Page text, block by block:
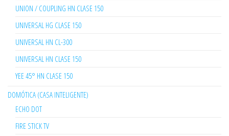
UNION / COUPLING HN CLASE 150
UNIVERSAL HG CLASE 150
UNIVERSAL HN CL-300
UNIVERSAL HN CLASE 150
YEE 45° HN CLASE 150
DOMÓTICA (CASA INTELIGENTE)
ECHO DOT
FIRE STICK TV